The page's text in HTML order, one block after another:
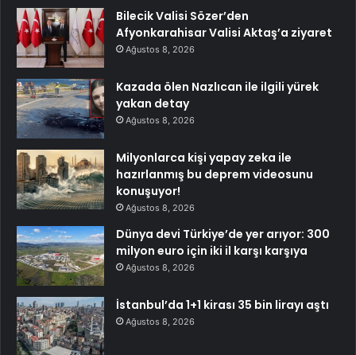
Bilecik Valisi Sözer’den
Afyonkarahisar Valisi Aktaş’a ziyaret
Ağustos 8, 2026
Kazada ölen Nazlıcan ile ilgili yürek
yakan detay
Ağustos 8, 2026
Milyonlarca kişi yapay zeka ile
hazırlanmış bu deprem videosunu
konuşuyor!
Ağustos 8, 2026
Dünya devi Türkiye’de yer arıyor: 300
milyon euro için iki il karşı karşıya
Ağustos 8, 2026
İstanbul’da 1+1 kirası 35 bin lirayı aştı
Ağustos 8, 2026